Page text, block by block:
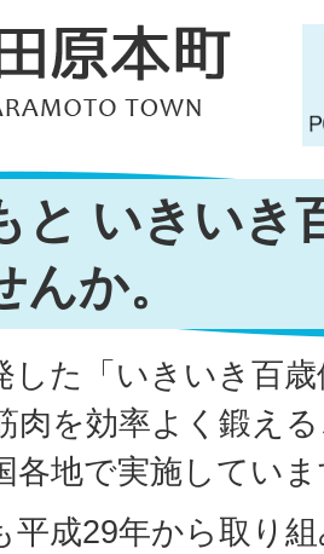
と いきいき
んか。
した「いきいき百
肉を効率よく鍛え
各地で実施してい
平成29年から取り